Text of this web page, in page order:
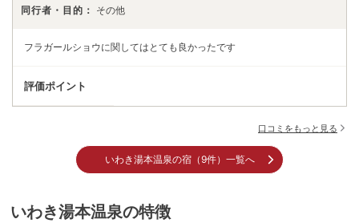
同行者・目的： その他
フラガールショウに関してはとても良かったです
評価ポイント
口コミをもっと見る
いわき湯本温泉の宿（9件）一覧へ
いわき湯本温泉の特徴